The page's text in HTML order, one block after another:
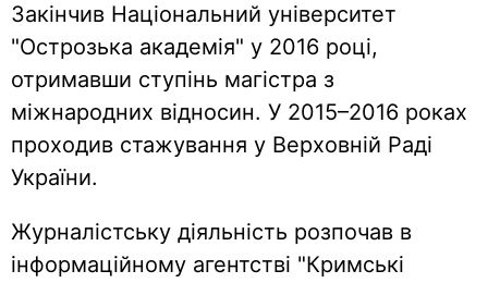
Закінчив Національний університет
"Острозька академія" у 2016 році,
отримавши ступінь магістра з
міжнародних відносин. У 2015–2016 роках
проходив стажування у Верховній Раді
України.
Журналістську діяльність розпочав в
інформаційному агентстві "Кримські